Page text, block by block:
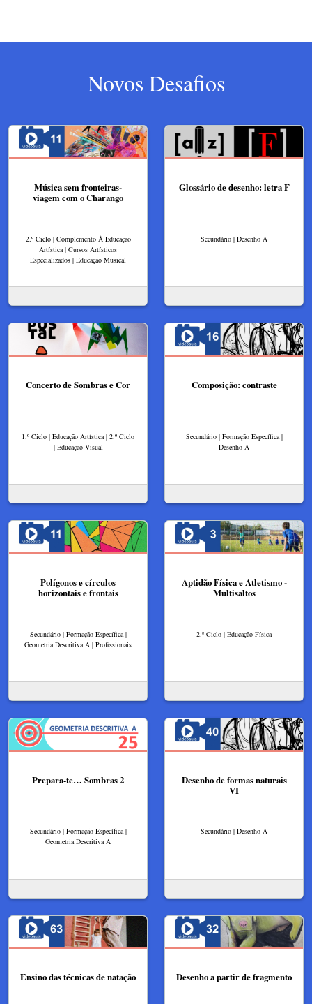
Novos Desafios
Música sem fronteiras-
viagem com o Charango
2.º Ciclo | Complemento À Educação
Artística | Cursos Artísticos
Especializados | Educação Musical
Glossário de desenho: letra F
Secundário | Desenho A
Concerto de Sombras e Cor
1.º Ciclo | Educação Artística | 2.º Ciclo
| Educação Visual
Composição: contraste
Secundário | Formação Específica |
Desenho A
Polígonos e círculos
horizontais e frontais
Secundário | Formação Específica |
Geometria Descritiva A | Profissionais
Aptidão Física e Atletismo -
Multisaltos
2.º Ciclo | Educação Física
Prepara-te… Sombras 2
Secundário | Formação Específica |
Geometria Descritiva A
Desenho de formas naturais
VI
Secundário | Desenho A
Ensino das técnicas de natação Desenho a partir de fragmento